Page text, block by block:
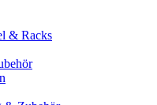
& Racks